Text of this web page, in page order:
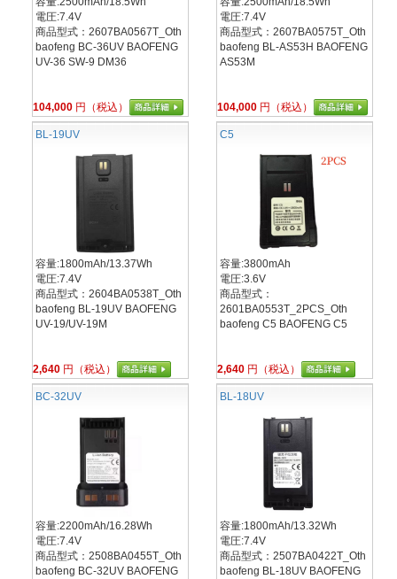
電圧:7.4V
商品型式：2607BA0567T_Oth
baofeng BC-36UV BAOFENG
UV-36 SW-9 DM36
104,000 円（税込）
電圧:7.4V
商品型式：2607BA0575T_Oth
baofeng BL-AS53H BAOFENG
AS53M
104,000 円（税込）
BL-19UV
容量:1800mAh/13.37Wh
電圧:7.4V
商品型式：2604BA0538T_Oth
baofeng BL-19UV BAOFENG
UV-19/UV-19M
2,640 円（税込）
C5
容量:3800mAh
電圧:3.6V
商品型式：
2601BA0553T_2PCS_Oth
baofeng C5 BAOFENG C5
2,640 円（税込）
BC-32UV
容量:2200mAh/16.28Wh
電圧:7.4V
商品型式：2508BA0455T_Oth
baofeng BC-32UV BAOFENG
BL-18UV
容量:1800mAh/13.32Wh
電圧:7.4V
商品型式：2507BA0422T_Oth
baofeng BL-18UV BAOFENG